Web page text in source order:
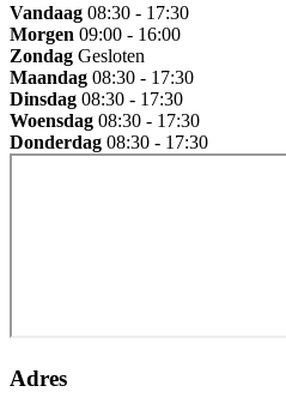
Vandaag 08:30 - 17:30
Morgen 09:00 - 16:00
Zondag Gesloten
Maandag 08:30 - 17:30
Dinsdag 08:30 - 17:30
Woensdag 08:30 - 17:30
Donderdag 08:30 - 17:30
Adres